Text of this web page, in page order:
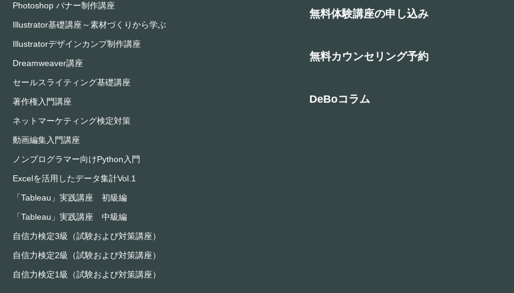
Photoshop バナー制作講座
Illustrator基礎講座～素材づくりから学ぶ
Illustratorデザインカンプ制作講座
Dreamweaver講座
セールスライティング基礎講座
著作権入門講座
ネットマーケティング検定対策
動画編集入門講座
ノンプログラマー向けPython入門
Excelを活用したデータ集計Vol.1
「Tableau」実践講座 初級編
「Tableau」実践講座 中級編
自信力検定3級（試験および対策講座）
自信力検定2級（試験および対策講座）
自信力検定1級（試験および対策講座）
無料体験講座の申し込み
無料カウンセリング予約
DeBoコラム